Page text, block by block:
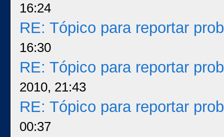
16:24
RE: Tópico para reportar
16:30
RE: Tópico para reportar
2010, 21:43
RE: Tópico para reportar
00:37